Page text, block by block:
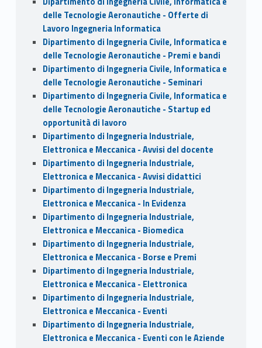
delle Tecnologie Aeronautiche - Offerte di
Lavoro Ingegneria Informatica
Dipartimento di Ingegneria Civile, Informatica e
delle Tecnologie Aeronautiche - Premi e bandi
Dipartimento di Ingegneria Civile, Informatica e
delle Tecnologie Aeronautiche - Seminari
Dipartimento di Ingegneria Civile, Informatica e
delle Tecnologie Aeronautiche - Startup ed
opportunità di lavoro
Dipartimento di Ingegneria Industriale,
Elettronica e Meccanica - Avvisi del docente
Dipartimento di Ingegneria Industriale,
Elettronica e Meccanica - Avvisi didattici
Dipartimento di Ingegneria Industriale,
Elettronica e Meccanica - In Evidenza
Dipartimento di Ingegneria Industriale,
Elettronica e Meccanica - Biomedica
Dipartimento di Ingegneria Industriale,
Elettronica e Meccanica - Borse e Premi
Dipartimento di Ingegneria Industriale,
Elettronica e Meccanica - Elettronica
Dipartimento di Ingegneria Industriale,
Elettronica e Meccanica - Eventi
Dipartimento di Ingegneria Industriale,
Elettronica e Meccanica - Eventi con le Aziende